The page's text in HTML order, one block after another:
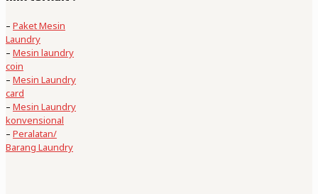
– Paket Mesin
Laundry
– Mesin laundry
coin
– Mesin Laundry
card
– Mesin Laundry
konvensional
– Peralatan/
Barang Laundry